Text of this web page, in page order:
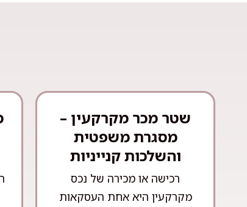
שטר מכר מקרקעין –
מסגרת משפטית
והשלכות קנייניות
רכישה או מכירה של נכס
מקרקעין היא אחת העסקאות